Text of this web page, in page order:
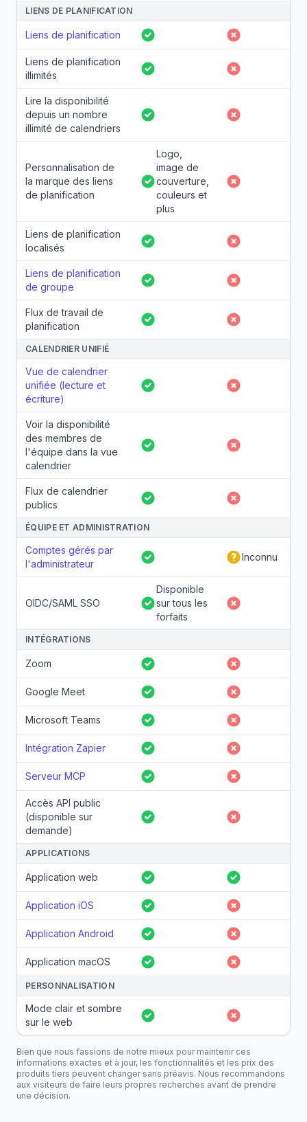
LIENS DE PLANIFICATION
Liens de planification Oui
Non
Liens de planification
illimités
Oui Non
Lire la disponibilité
depuis un nombre
illimité de calendriers
Oui Non
Personnalisation de
la marque des liens
de planification
Oui
Logo,
image de
couverture,
couleurs et
plus
Non
Liens de planification
localisés
Oui Non
Liens de planification
de groupe
Oui Non
Flux de travail de
planification
Oui Non
CALENDRIER UNIFIÉ
Vue de calendrier
unifiée (lecture et
écriture)
Oui Non
Voir la disponibilité
des membres de
l'équipe dans la vue
calendrier
Oui Non
Flux de calendrier
publics
Oui Non
ÉQUIPE ET ADMINISTRATION
Comptes gérés par
l'administrateur
Oui PartielInconnu
OIDC/SAML SSO Oui
Disponible
sur tous les
forfaits
Non
INTÉGRATIONS
Zoom Oui
Non
Google Meet
Oui
Non
Microsoft Teams
Oui
Non
Intégration Zapier
Oui
Non
Serveur MCP
Oui
Non
Accès API public
(disponible sur
demande)
Oui Non
APPLICATIONS
Application web Oui
Oui
Application iOS
Oui
Non
Application Android
Oui
Non
Application macOS
Oui Non
PERSONNALISATION
Mode clair et sombre
sur le web
Oui Non
Bien que nous fassions de notre mieux pour maintenir ces
informations exactes et à jour, les fonctionnalités et les prix des
produits tiers peuvent changer sans préavis. Nous recommandons
aux visiteurs de faire leurs propres recherches avant de prendre
une décision.